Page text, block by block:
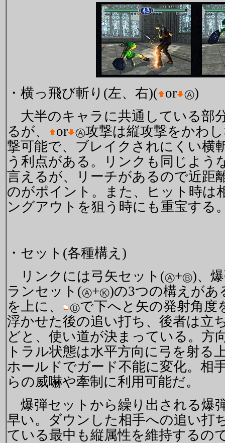
・横っ飛び斬り(左、右)( or
)
大半のキャラに共通している部
るが、
or
攻撃は縦攻撃をかわ
撃可能で、ブレイクされにくい横
う利点がある。リンクも同じよう
言えるが、リーチがあるので近距
のがポイント。また、ヒット時は
ングアウトを狙う時にも重宝する
・セット(各種構え)
リンクには弓矢セット(
+
)、
ランセット(
+
)の3つの構えがあ
を上に、
で下へと矢の発射角度
浮かせた後の追い打ち、後者は立
どと、使い道が決まっている。方
トラル状態は水平方向に弓を射る
ホールドでガード不能に変化。相
らの威嚇や牽制に利用可能だ。
爆弾セットから繰り出される爆
早い。ダウンした相手への追い打
ている最中も縦属性を維持するの